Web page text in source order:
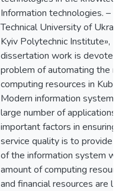
Information technologies. –
Technical University of
Kyiv Polytechnic Institute»,
dissertation work is devoted
problem of automating the
computing resources in
Modern information systems
large number of applications.
important factors in ensuring
service quality is to provide
of the information system
amount of computing
and financial resources are